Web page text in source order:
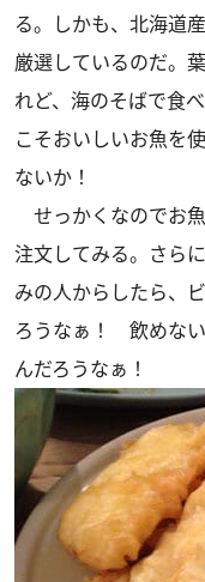
る。しかも、北海道
厳選しているのだ。
れど、海のそばで食
こそおいしいお魚を
ないか！
せっかくなのでお
注文してみる。さら
みの人からしたら、
ろうなぁ！ 飲めな
んだろうなぁ！